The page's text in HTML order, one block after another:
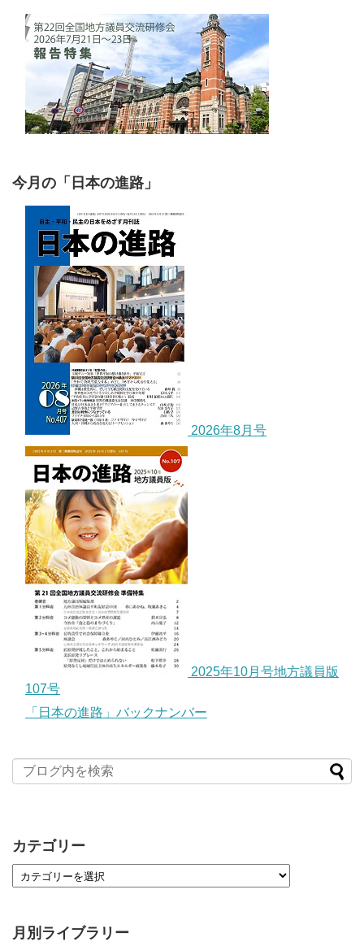
今月の「日本の進路」
2026年8月号
2025年10月号地方議員版
107号
「日本の進路」バックナンバー
カテゴリー
月別ライブラリー